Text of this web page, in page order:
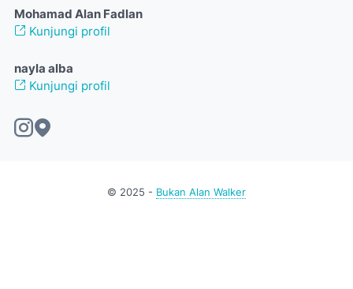
Mohamad Alan Fadlan
Kunjungi profil
nayla alba
Kunjungi profil
© 2025 - Bukan Alan Walker